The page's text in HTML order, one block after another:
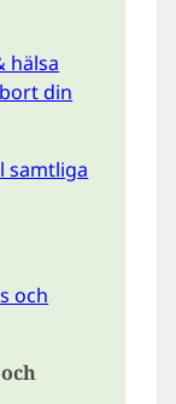
hälsa
din
samtliga
och